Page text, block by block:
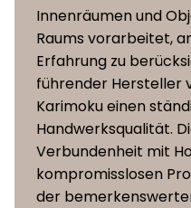
Innenräumen und
Raums vorarbeitet,
Erfahrung zu
führender Hersteller
Karimoku einen
Handwerksqualität.
Verbundenheit mit
kompromisslosen
der